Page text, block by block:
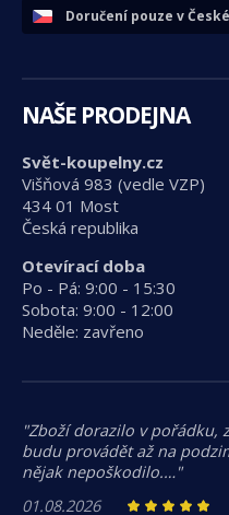
Doručení pouze v
NAŠE PRODEJNA
Svět-koupelny.cz
Višňová 983 (vedle VZP)
434 01 Most
Česká republika
Otevírací doba
Po - Pá: 9:00 - 15:30
Sobota: 9:00 - 12:00
Neděle: zavřeno
"Zboží dorazilo v pořádku,
budu provádět až na
nějak nepoškodilo.…"
01.08.2026